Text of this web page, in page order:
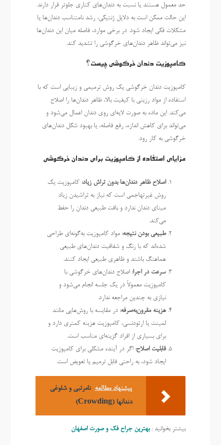
حد معمول هستند یا نسبت به دندان‌های کناری جلوتر قرار دارند.
این حالت ممکن است به دلایل ژنتیکی، رشد نامتناسب دندان‌ها یا
مشکلات فکی ایجاد شود. در برخی موارد، فاصله میان این دندان‌ها
نیز می‌تواند ظاهر دندان‌های خرگوشی را تشدید کند.
کامپوزیت دندان خرگوشی چیست؟
کامپوزیت دندان خرگوشی یک روش ترمیمی و زیبایی است که با
استفاده از مواد رزینی با کیفیت بالا، ظاهر دندان‌ها را اصلاح
می‌کند. این ماده به صورت لایه‌ای روی دندان اعمال می‌شود و
می‌تواند برای کاهش اندازه، رفع فاصله، یا بهبود شکل دندان‌های
خرگوشی به کار رود.
مزایای استفاده از کامپوزیت برای دندان خرگوشی
اصلاح ظاهر دندان‌ها بدون تراش زیاد: کامپوزیت یک
روش غیرتهاجمی است که نیاز به تراشیدن زیاد
مینای دندان ندارد و بافت طبیعی دندان را حفظ
می‌کند.
طبیعی بودن نتیجه: مواد کامپوزیت به‌گونه‌ای طراحی
شده‌اند که با رنگ و شفافیت دندان‌های طبیعی
هماهنگ باشند و ظاهری طبیعی ایجاد کنند.
سرعت در اجرا:اصلاح دندان‌های خرگوشی با
کامپوزیت معمولاً در یک جلسه انجام می‌شود و
نیازی به چندین مراجعه ندارد.
هزینه مقرون‌به‌صرفه: در مقایسه با روش‌هایی مانند
لمینت یا ارتودنسی، کامپوزیت هزینه کمتری دارد و
برای بسیاری از افراد گزینه‌ای مناسب است.
قابلیت اصلاح:اگر در آینده مشکلی برای کامپوزیت
ایجاد شود، به راحتی قابل ترمیم یا تعویض است.
پیشنهاد مطالعه نامرتبی و شلوغی
دندانها (Crowding)
بیشتر بخوانید :بهترین جراح فک و صورت اصفهان